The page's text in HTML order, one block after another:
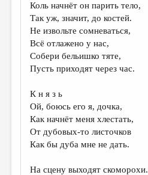
Коль начнёт он парить тело,
Так уж, значит, до костей.
Не извольте сомневаться,
Всё отлажено у нас,
Собери бельишко тяте,
Пусть приходят через час.
К н я з ь
Ой, боюсь его я, дочка,
Как начнёт меня хлестать,
От дубовых-то листочков
Как бы дуба мне не дать.
На сцену выходят скоморохи.